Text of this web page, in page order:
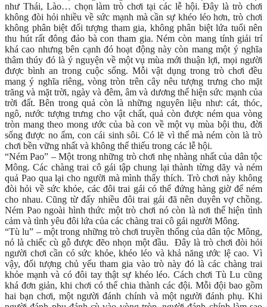
như Thái, Lào… chọn làm trò chơi tại các lễ hội. Đây là trò chơi
không đòi hỏi nhiều về sức mạnh mà cần sự khéo léo hơn, trò chơi
không phân biệt đối tượng tham gia, không phân biệt lứa tuổi nên
thu hút rất đông đảo bà con tham gia. Ném còn mang tính giải trí
khá cao nhưng bên cạnh đó hoạt động này còn mang một ý nghĩa
thâm thúy đó là ý nguyện về một vụ mùa mới thuận lợi, mọi người
được bình an trong cuộc sống. Mỗi vật dụng trong trò chơi đều
mang ý nghĩa riêng, vòng tròn trên cây nêu tượng trưng cho mặt
trăng và mặt trời, ngày và đêm, âm và dương thể hiện sức mạnh của
trời đất. Bên trong quả còn là những nguyên liệu như: cát, thóc,
ngô, nước tượng trưng cho vật chất, quả còn được ném qua vòng
tròn mang theo mong ước của bà con về một vụ mùa bội thu, đời
sống được no ấm, con cái sinh sôi. Có lẽ vì thế mà ném còn là trò
chơi bền vững nhất và không thể thiếu trong các lễ hội.
“Ném Pao” – Một trong những trò chơi nhẹ nhàng nhất của dân tộc
Mông. Các chàng trai cô gái tập chung lại thành từng dãy và ném
quả Pao qua lại cho người mà mình thấy thích. Trò chơi này không
đòi hỏi về sức khỏe, các đôi trai gái có thể đứng hàng giờ để ném
cho nhau. Cũng từ đấy nhiều đôi trai gái đã nên duyên vợ chồng.
Ném Pao ngoài hình thức một trò chơi nó còn là nơi thể hiện tình
cảm và tình yêu đôi lứa của các chàng trai cô gái người Mông.
“Tù lu” – một trong những trò chơi truyền thống của dân tộc Mông,
nó là chiếc cù gỗ được đẽo nhọn một đầu. Đây là trò chơi đòi hỏi
người chơi cần có sức khỏe, khéo léo và khả năng ước lệ cao. Vì
vậy, đối tượng chủ yếu tham gia vào trò này đó là các chàng trai
khỏe mạnh và có đôi tay thật sự khéo léo. Cách chơi Tù Lu cũng
khá đơn giản, khi chơi có thể chia thành các đội. Mỗi đội bao gồm
hai bạn chơi, một người đánh chính và một người đánh phụ. Khi